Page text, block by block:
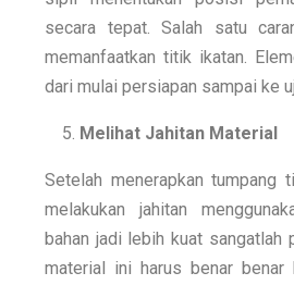
secara tepat. Salah satu
memanfaatkan titik ikatan.
dari mulai persiapan sampai ke
Melihat Jahitan Material
Setelah menerapkan tumpang
melakukan jahitan
bahan jadi lebih kuat sangatlah
material ini harus benar benar